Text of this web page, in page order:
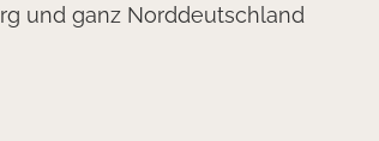
und ganz Norddeutschland